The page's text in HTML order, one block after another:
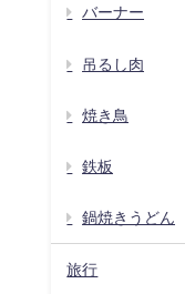
バーナー
吊るし肉
焼き鳥
鉄板
鍋焼きうどん
旅行